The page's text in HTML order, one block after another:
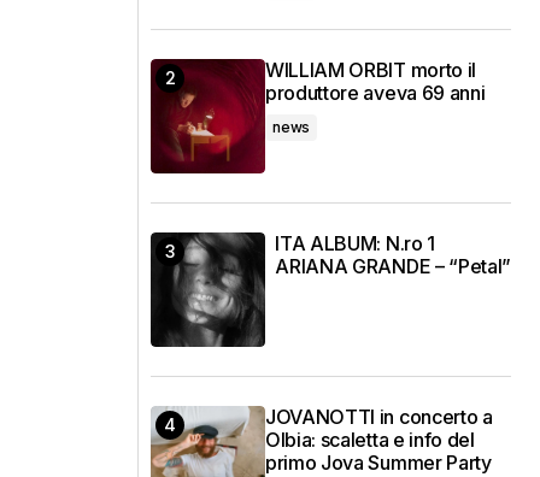
WILLIAM ORBIT morto il
produttore aveva 69 anni
news
ITA ALBUM: N.ro 1
ARIANA GRANDE – “Petal”
JOVANOTTI in concerto a
Olbia: scaletta e info del
primo Jova Summer Party